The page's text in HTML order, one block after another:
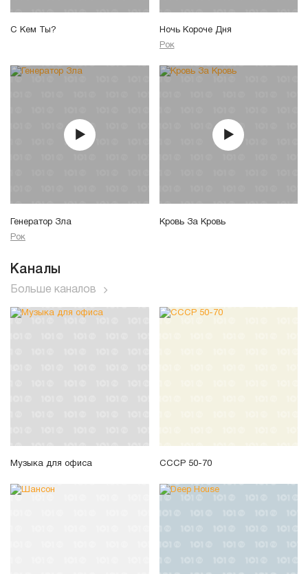
С Кем Ты?
Ночь Короче Дня
Рок
Генератор Зла
Рок
Кровь За Кровь
Каналы
Больше каналов
Музыка для офиса СССР 50-70